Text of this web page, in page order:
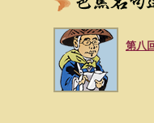
第八